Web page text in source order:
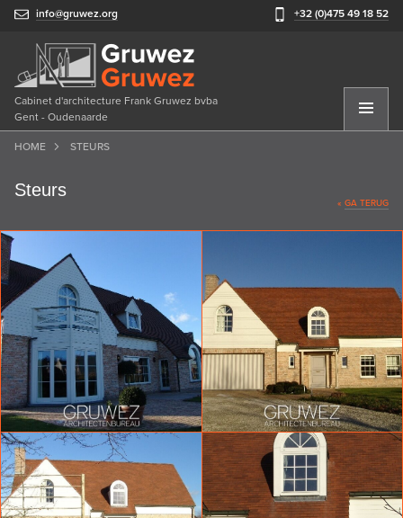
info@gruwez.org +32 (0)475 49 18 52
Cabinet d'architecture Frank Gruwez bvba
Gent - Oudenaarde
HOME STEURS
Steurs
« GA TERUG